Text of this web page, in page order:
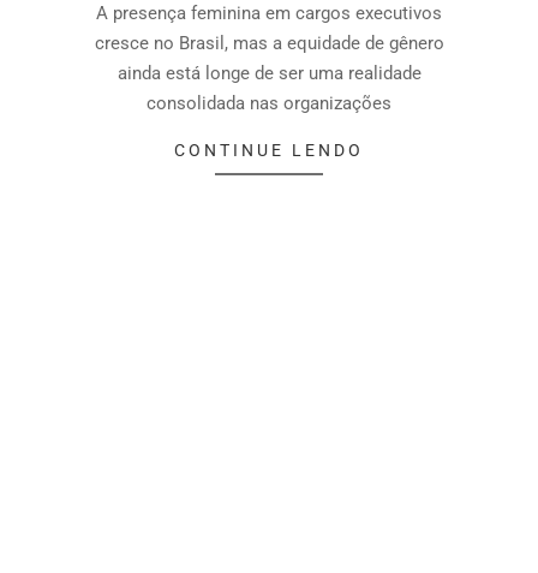
A presença feminina em cargos executivos
cresce no Brasil, mas a equidade de gênero
ainda está longe de ser uma realidade
consolidada nas organizações
CONTINUE LENDO